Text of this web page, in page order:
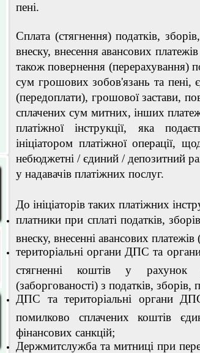
пені.
Сплата (стягнення) податків,
внеску, внесення авансових
також повернення (перерахування)
сум грошових зобов'язань та пені,
(передоплати), грошової застави,
сплачених сум митних, інших
платіжної інструкції, яка
ініціатором платіжної операції,
небюджетні / єдиний / депозитний
у надавачів платіжних послуг.
До ініціаторів таких платіжних
платники при сплаті податків,
внеску, внесенні авансових
територіальні органи ДПС та
стягненні коштів у рахунок
(заборгованості) з податків, зборів,
ДПС та територіальні органи
помилково сплачених коштів
фінансових санкцій;
Держмитслужба та митниці при